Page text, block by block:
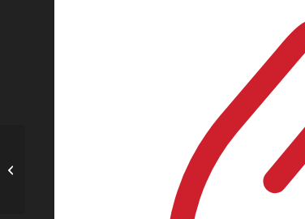
Pádel: Oficial: ¡Las entradas para Boss